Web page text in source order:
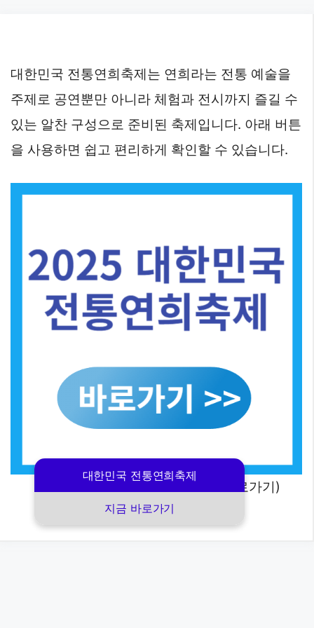
대한민국 전통연희축제
지금 바로가기
대한민국 전통연희축제는 연희라는 전통 예술을
주제로 공연뿐만 아니라 체험과 전시까지 즐길 수
있는 알찬 구성으로 준비된 축제입니다. 아래 버튼
을 사용하면 쉽고 편리하게 확인할 수 있습니다.
(2025 대한민국 전통 연희 축제 바로가기)